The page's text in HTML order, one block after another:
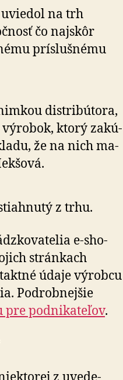
na trh
čo najskôr
príslušnému
distribútora,
výrobok, ktorý za­kú­
že na nich ma­
z trhu.
e-sho­
stránkach
údaje výrobcu
Podrobnejšie
pre podnikateľov.